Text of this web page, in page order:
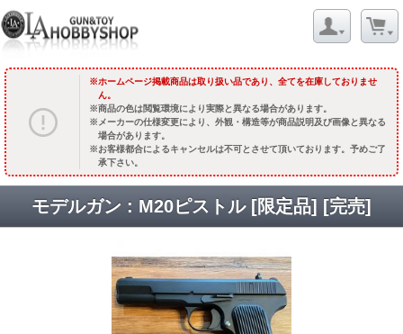
ホームページ掲載商品は取り扱い品であり、全てを在庫しておりませ
ん。
商品の色は閲覧環境により実際と異なる場合があります。
メーカーの仕様変更により、外観・構造等が商品説明及び画像と異なる
場合があります。
お客様都合によるキャンセルは不可とさせて頂いております。予めご了
承下さい。
モデルガン : M20ピストル [限定品] [完売]